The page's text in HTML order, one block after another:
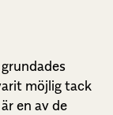
möjlig tack
en av de